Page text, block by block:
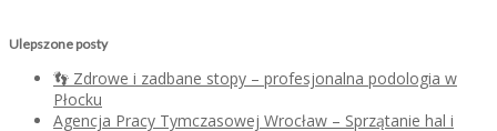
Ulepszone posty
👣 Zdrowe i zadbane stopy – profesjonalna podologia w
Płocku
Agencja Pracy Tymczasowej Wrocław – Sprzątanie hal i